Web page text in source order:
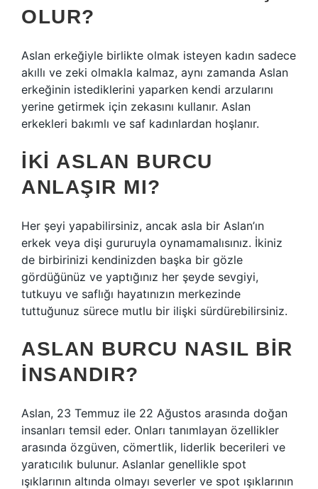
OLUR?
Aslan erkeğiyle birlikte olmak isteyen kadın sadece
akıllı ve zeki olmakla kalmaz, aynı zamanda Aslan
erkeğinin istediklerini yaparken kendi arzularını
yerine getirmek için zekasını kullanır. Aslan
erkekleri bakımlı ve saf kadınlardan hoşlanır.
İKI ASLAN BURCU
ANLAŞIR MI?
Her şeyi yapabilirsiniz, ancak asla bir Aslan’ın
erkek veya dişi gururuyla oynamamalısınız. İkiniz
de birbirinizi kendinizden başka bir gözle
gördüğünüz ve yaptığınız her şeyde sevgiyi,
tutkuyu ve saflığı hayatınızın merkezinde
tuttuğunuz sürece mutlu bir ilişki sürdürebilirsiniz.
ASLAN BURCU NASIL BIR
INSANDIR?
Aslan, 23 Temmuz ile 22 Ağustos arasında doğan
insanları temsil eder. Onları tanımlayan özellikler
arasında özgüven, cömertlik, liderlik becerileri ve
yaratıcılık bulunur. Aslanlar genellikle spot
ışıklarının altında olmayı severler ve spot ışıklarının